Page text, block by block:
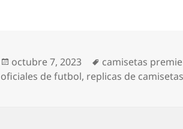
Publicado
el
octubre 7, 2023 Etiquetas
camisetas
oficiales de futbol, replicas de